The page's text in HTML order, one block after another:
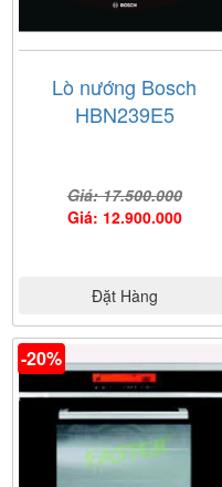
Lò nướng Bosch
HBN239E5
Giá: 17.500.000
Giá: 12.900.000
Đặt Hàng
-20%